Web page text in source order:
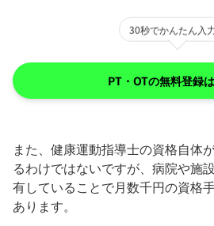
30秒でかんたん入
PT・OTの無料登録
また、健康運動指導士の資格自体
るわけではないですが、病院や施
有していることで月数千円の資格
あります。